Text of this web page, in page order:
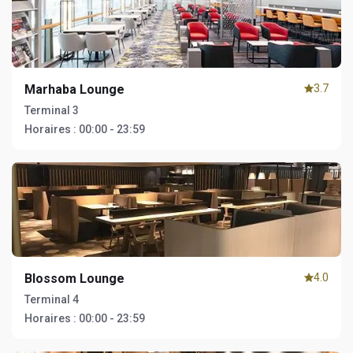
Marhaba Lounge
Terminal 3
Horaires : 00:00 - 23:59
3.7
Blossom Lounge
Terminal 4
Horaires : 00:00 - 23:59
4.0